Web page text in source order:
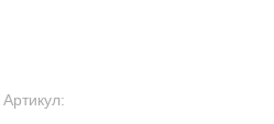
Артикул: